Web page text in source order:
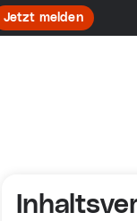
Jetzt melden